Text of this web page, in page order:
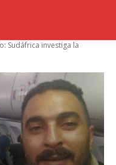
Sudáfrica investiga la